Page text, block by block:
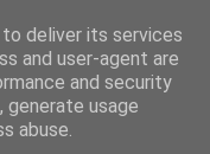
deliver its services
and user-agent are
and security
usage
abuse.